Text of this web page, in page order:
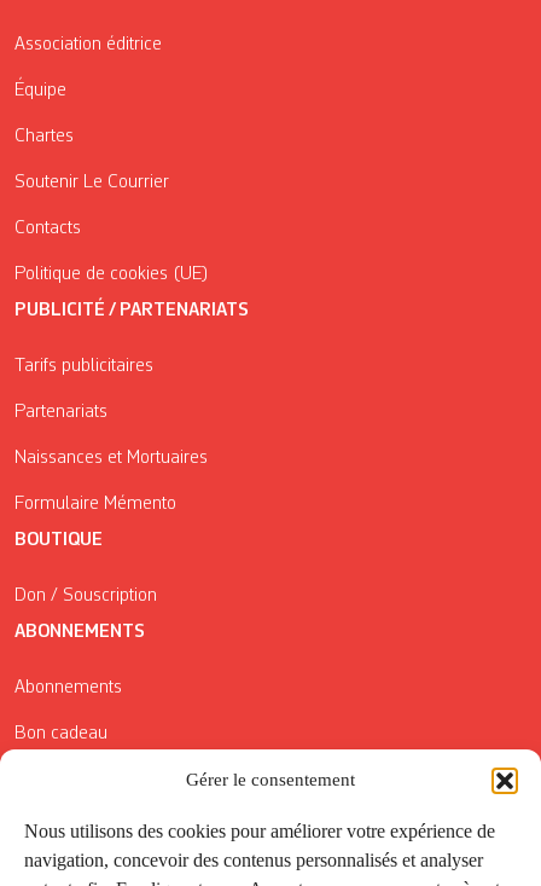
Gérer le consentement
Nous utilisons des cookies pour améliorer votre expérience de
navigation, concevoir des contenus personnalisés et analyser
Association éditrice
Équipe
Chartes
Soutenir Le Courrier
Contacts
Politique de cookies (UE)
PUBLICITÉ / PARTENARIATS
Tarifs publicitaires
Partenariats
Naissances et Mortuaires
Formulaire Mémento
BOUTIQUE
Don / Souscription
ABONNEMENTS
Abonnements
Bon cadeau
Conditions générales de vente
Réductions de la Carte Côté Courrier
Application